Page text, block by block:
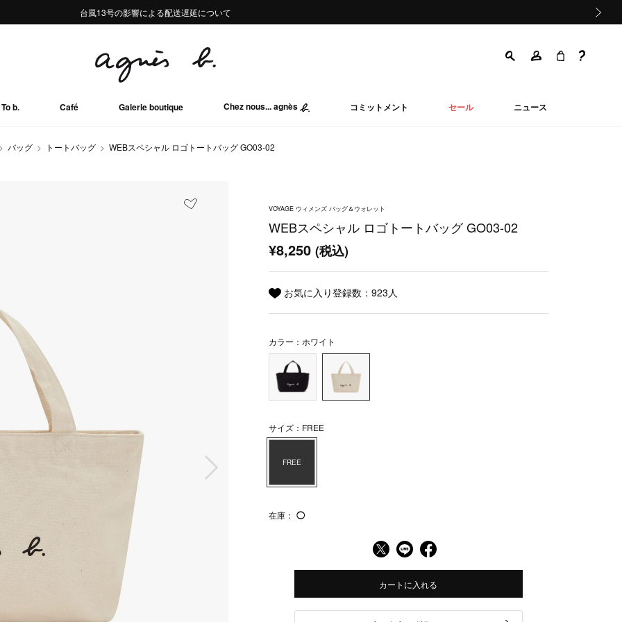
熊本地域地震の影響による配送遅延について
Summer Sale 2buy10%OFF!!
台風13号の影響による配送遅延について
熊本地域地震の影響による配送遅延について
Summer Sale 2buy10%OFF!!
To b. Café Galerie boutique Chez nous... agnès コミットメント セール ニュース
バッグ トートバッグ WEBスペシャル ロゴトートバッグ GO03‐02
VOYAGE ウィメンズ バッグ＆ウォレット
WEBスペシャル ロゴトートバッグ GO03‐02
¥8,250(税込)
お気に入り登録数：923人
カラー：ホワイト
サイズ：FREE
FREE
在庫： ◯
カートに入れる